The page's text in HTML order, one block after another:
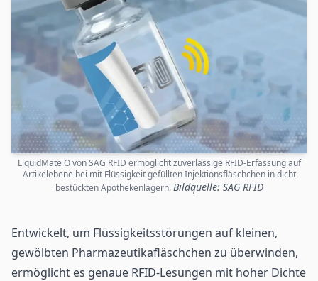
LiquidMate O von SAG RFID ermöglicht zuverlässige RFID-Erfassung auf
Artikelebene bei mit Flüssigkeit gefüllten Injektionsfläschchen in dicht
bestückten Apothekenlagern.Bildquelle: SAG RFID
Entwickelt, um Flüssigkeitsstörungen auf kleinen,
gewölbten Pharmazeutikafläschchen zu überwinden,
ermöglicht es genaue RFID-Lesungen mit hoher Dichte